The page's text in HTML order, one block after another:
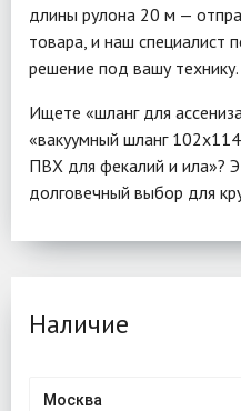
длины рулона 20 м —
товара, и наш специалист
решение под вашу технику.
Ищете «шланг для
«вакуумный шланг
ПВХ для фекалий и ила»?
долговечный выбор для
Наличие
Москва